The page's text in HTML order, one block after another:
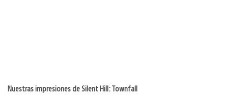
Nuestras impresiones de Silent Hill: Townfall